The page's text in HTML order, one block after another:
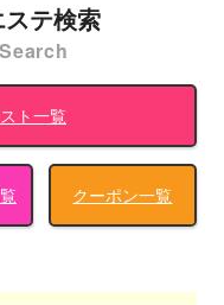
テ検索
ト一覧
クーポン一覧